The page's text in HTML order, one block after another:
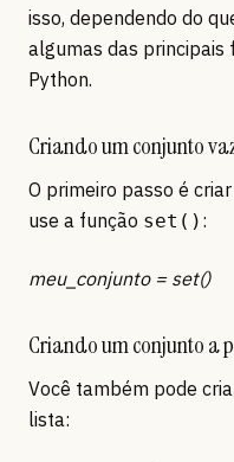
isso, dependendo do
algumas das principais
Python.
Criando um conjunto
O primeiro passo é
use a função set() :
meu_conjunto = set()
Criando um conjunto a
Você também pode
lista: